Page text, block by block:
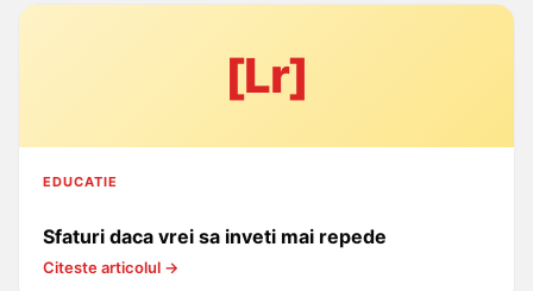
[Lr]
EDUCATIE
Sfaturi daca vrei sa inveti mai repede
Citeste articolul →